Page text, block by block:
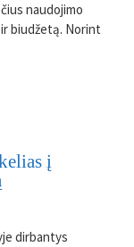
naudojimo
biudžetą. Norint
į
dirbantys